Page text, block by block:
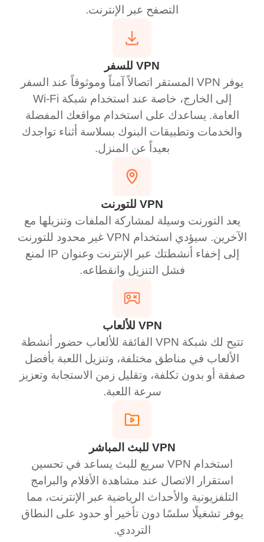
التصفح عبر الإنترنت.
VPN للسفر
يوفر VPN المستقر اتصالاً آمناً وموثوقاً عند السفر
إلى الخارج، خاصة عند استخدام شبكة Wi-Fi
العامة. يساعدك على استخدام مواقعك المفضلة
والخدمات وتطبيقات البنوك بسلاسة أثناء تواجدك
بعيداً عن المنزل.
VPN للتورنت
يعد التورنت وسيلة لمشاركة الملفات وتنزيلها مع
الآخرين. سيؤدي استخدام VPN غير محدود للتورنت
إلى إخفاء أنشطتك عبر الإنترنت وعنوان IP لمنع
فشل التنزيل وانقطاعه.
VPN للألعاب
تتيح لك شبكة VPN الفائقة للألعاب حضور أنشطة
الألعاب في مناطق مختلفة، وتنزيل اللعبة بأفضل
صفقة أو بدون تكلفة، وتقليل زمن الاستجابة وتعزيز
سرعة اللعبة.
VPN للبث المباشر
استخدام VPN سريع للبث يساعد في تحسين
استقرار الاتصال عند مشاهدة الأفلام والبرامج
التلفزيونية والأحداث الرياضية عبر الإنترنت، مما
يوفر تشغيلًا سلسًا دون تأخير أو حدود على النطاق
الترددي.